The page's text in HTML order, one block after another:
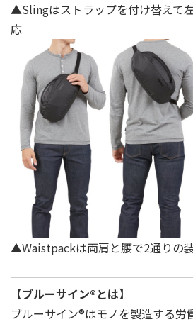
▲Slingはストラップを付け替えて
応
▲Waistpackは両肩と腰で2通りの
【ブルーサイン®とは】
ブルーサイン®はモノを製造する労